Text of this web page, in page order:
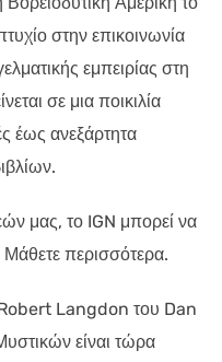
στην επικοινωνία
εμπειρίας στη
σε μια ποικιλία
έως ανεξάρτητα
μας, το IGN μπορεί να
περισσότερα.
Langdon του Dan
είναι τώρα